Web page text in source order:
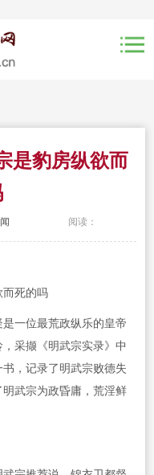
是豹房纵欲而
阅读：
死的吗
一位最荒政纵乐的皇帝
采撷《明武宗实录》中
，记录了明武宗败德失
武宗为政昏庸，荒淫鲜